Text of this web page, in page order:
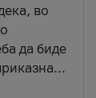
во
да биде